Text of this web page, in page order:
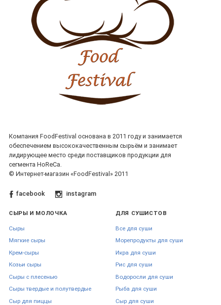
Компания FoodFestival основана в 2011 году и занимается
обеспечением высококачественным сырьём и занимает
лидирующее место среди поставщиков продукции для
сегмента HoReCa.
© Интернет-магазин «FoodFestival» 2011
facebook instagram
СЫРЫ И МОЛОЧКА
Сыры
Мягкие сыры
Крем-сыры
Козьи сыры
Сыры с плесенью
Сыры твердые и полутвердые
Сыр для пиццы
ДЛЯ СУШИСТОВ
Все для суши
Морепродукты для суши
Икра для суши
Рис для суши
Водоросли для суши
Рыба для суши
Сыр для суши